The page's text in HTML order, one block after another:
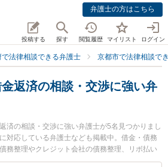
弁護士の方はこちら
投稿する 探す 閲覧履歴 マイリスト ログイン
で法律相談できる弁護士 京都市で法律相談で
返済の相談・交渉に強い弁
済の相談・交渉に強い弁護士が5名見つかりまし
対応している弁護士なども掲載中。借金・債務
務整理やクレジット会社の債務整理、リボ払い
絞り込み検索もでき便利です。特に嶋田隼也法